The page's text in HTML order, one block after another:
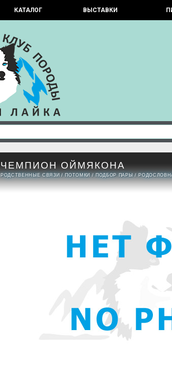
КАТАЛОГ ВЫСТАВКИ
ЧЕМПИОН ОЙМЯКОНА
РОДСТВЕННЫЕ СВЯЗИ /ПОТОМКИ /ПОДБОР ПАРЫ /